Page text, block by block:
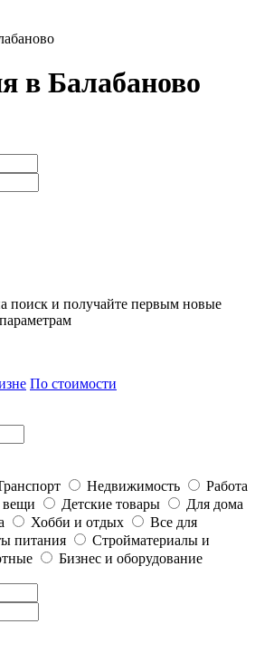
в Балабаново
поиск и получайте первым новые
По стоимости
Недвижимость
Работа
Детские товары
Для дома
Хобби и отдых
Все для
питания
Стройматериалы и
Бизнес и оборудование